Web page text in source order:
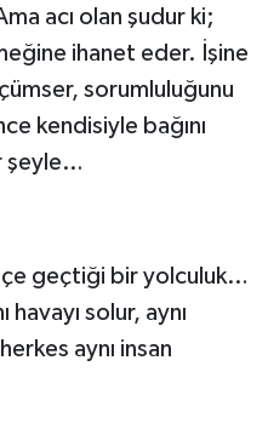
acı olan şudur ki;
ihanet eder. İşine
sorumluluğunu
kendisiyle bağını
şeyle…
içe geçtiği bir yolculuk…
havayı solur, aynı
aynı insan